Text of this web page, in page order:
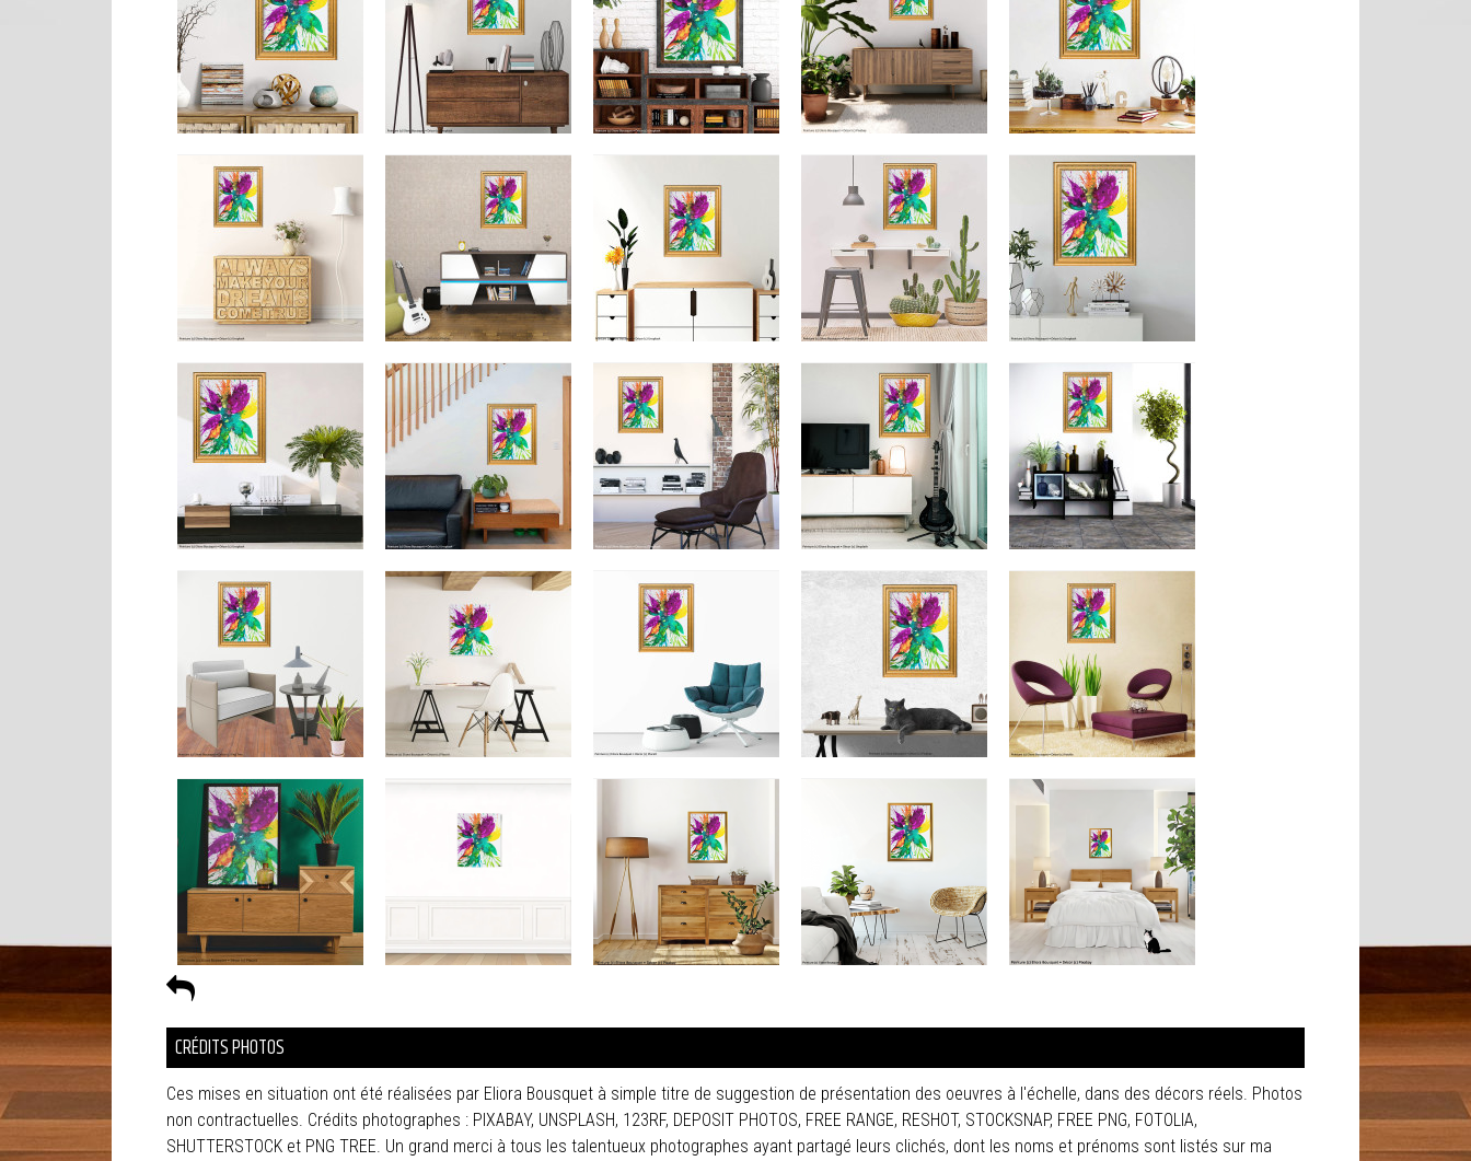
CRÉDITS PHOTOS
Ces mises en situation ont été réalisées par Eliora Bousquet à simple titre de suggestion de présentation des oeuvres à l'échelle, dans des décors réels. Photos
non contractuelles. Crédits photographes : PIXABAY, UNSPLASH, 123RF, DEPOSIT PHOTOS, FREE RANGE, RESHOT, STOCKSNAP, FREE PNG, FOTOLIA,
SHUTTERSTOCK et PNG TREE. Un grand merci à tous les talentueux photographes ayant partagé leurs clichés, dont les noms et prénoms sont listés sur ma